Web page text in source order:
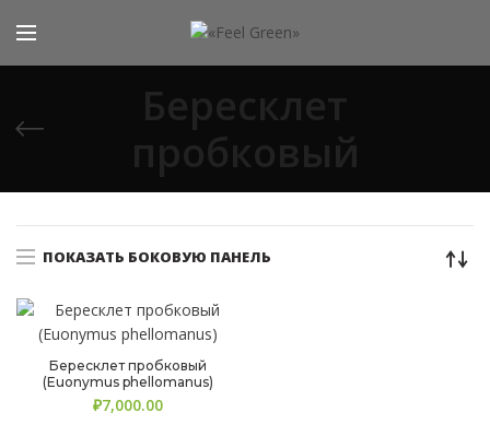
Бересклет
пробковый
ПОКАЗАТЬ БОКОВУЮ ПАНЕЛЬ
Бересклет пробковый
(Euonymus phellomanus)
₽